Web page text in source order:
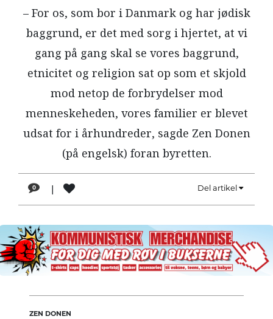
HISTORIE
TEORI
OM
ARBEJDEREN
– For os, som bor i Danmark og har jødisk
baggrund, er det med sorg i hjertet, at vi
gang på gang skal se vores baggrund,
etnicitet og religion sat op som et skjold
mod netop de forbrydelser mod
menneskeheden, vores familier er blevet
udsat for i århundreder, sagde Zen Donen
(på engelsk) foran byretten.
0 | Del artikel
ZEN DONEN